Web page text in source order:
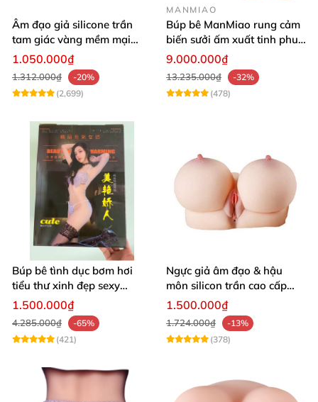
Âm đạo giả silicone trần
tam giác vàng mềm mại
thật nhất
1.050.000₫
1.312.000₫
-20%
(2,699)
MANMIAO
Búp bê ManMiao rung cảm
biến sưởi ấm xuất tinh phun
nước thông minh cao cấp
9.000.000₫
13.235.000₫
-32%
(478)
Búp bê tình dục bơm hơi
tiểu thư xinh đẹp sexy
quyến rũ rung rên như thật
1.500.000₫
4.285.000₫
-65%
(421)
Ngực giả âm đạo & hậu
môn silicon trần cao cấp
mềm mịn - Man
Mastuebator 3kg
1.500.000₫
1.724.000₫
-13%
(378)